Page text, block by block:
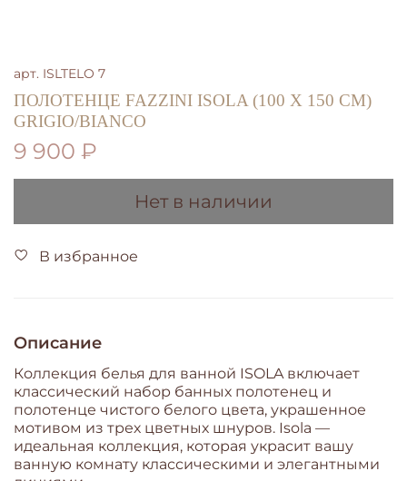
арт. ISLTELO 7
ПОЛОТЕНЦЕ FAZZINI ISOLA (100 Х 150 СМ)
GRIGIO/BIANCO
9 900 ₽
Нет в наличии
В избранное
Описание
Коллекция белья для ванной ISOLA включает
классический набор банных полотенец и
полотенце чистого белого цвета, украшенное
мотивом из трех цветных шнуров. Isola —
идеальная коллекция, которая украсит вашу
ванную комнату классическими и элегантными